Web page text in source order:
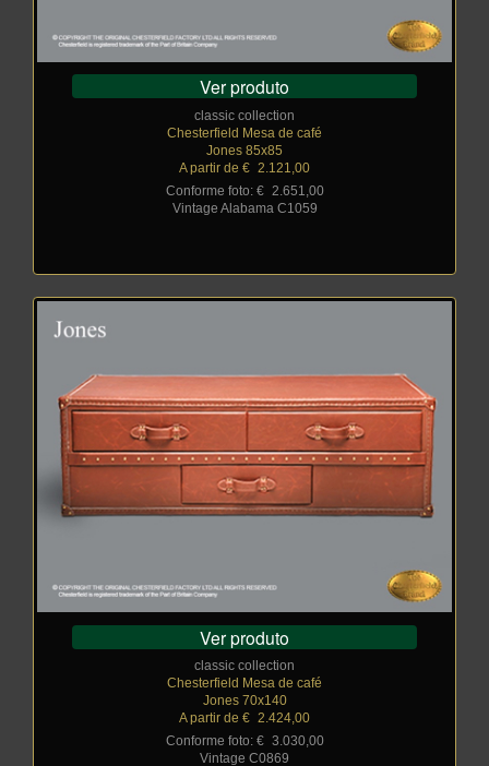
Ver produto
classic collection
Chesterfield Mesa de café
Jones 85x85
A partir de € 2.121,00
Conforme foto: €_
2.651,00
Vintage Alabama C1059
Ver produto
classic collection
Chesterfield Mesa de café
Jones 70x140
A partir de € 2.424,00
Conforme foto: €_ 3.030,00
Vintage C0869